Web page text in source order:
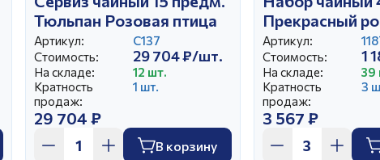
Тюльпан Розовая птица
Артикул:
С137
Стоимость:
29 704 ₽/шт.
На складе:
12 шт.
Кратность
продаж:
1 шт.
29 704 ₽
В корзину
Прекрасный
Белый лебедь
Артикул:
Стоимость:
1
На складе:
39
Кратность
продаж:
3
3 567 ₽